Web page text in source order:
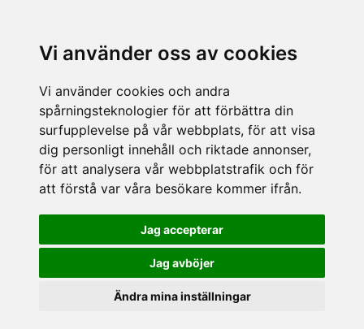
Vi använder oss av cookies
Vi använder cookies och andra
spårningsteknologier för att förbättra din
surfupplevelse på vår webbplats, för att visa
dig personligt innehåll och riktade annonser,
för att analysera vår webbplatstrafik och för
att förstå var våra besökare kommer ifrån.
Jag accepterar
Jag avböjer
Ändra mina inställningar